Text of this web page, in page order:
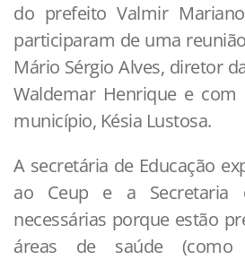
do prefeito Valmir
participaram de uma
Mário Sérgio Alves, diretor
Waldemar Henrique e
município, Késia Lustosa.
A secretária de Educação
ao Ceup e a Secretaria
necessárias porque estão
áreas de saúde (como